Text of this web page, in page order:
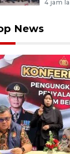
4 jam
News